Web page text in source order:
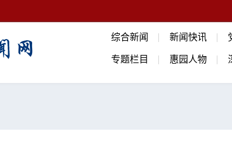
综合新闻 新闻快讯
专题栏目 惠园人物